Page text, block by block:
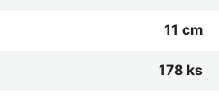
11 cm
178 ks